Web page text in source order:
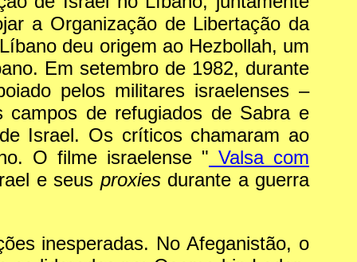
a Organização de Libertação da
deu origem ao Hezbollah, um
Em setembro de 1982, durante
pelos militares israelenses –
de refugiados de Sabra e
Israel. Os críticos chamaram ao
O filme israelense " Valsa com
e seus proxiesdurante a guerra
inesperadas. No Afeganistão, o